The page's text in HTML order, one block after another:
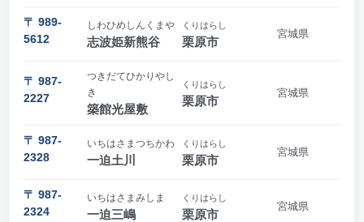
〒 989-
5612
しわひめしんくまや
志波姫新熊谷
くりはらし
栗原市
宮城県
〒 987-
2227
つきだてひかりやし
き
築館光屋敷
くりはらし
栗原市
宮城県
〒 987-
2328
いちはさまつちかわ
一迫土川
くりはらし
栗原市
宮城県
〒 987-
2324
いちはさまみしま
一迫三嶋
くりはらし
栗原市
宮城県